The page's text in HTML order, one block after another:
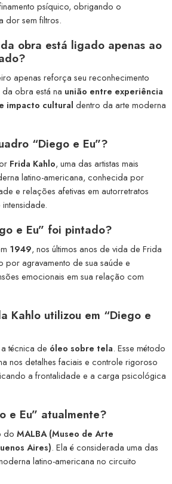
psíquico, obrigando o
dor sem filtros.
obra está ligado apenas ao
apenas reforça seu reconhecimento
obra está na união entre experiência
impacto cultural dentro da arte moderna
“Diego e Eu”?
Frida Kahlo, uma das artistas mais
latino-americana, conhecida por
e relações afetivas em autorretratos
e Eu” foi pintado?
1949, nos últimos anos de vida de Frida
agravamento de sua saúde e
emocionais em sua relação com
Kahlo utilizou em “Diego e
técnica de óleo sobre tela. Esse método
nos detalhes faciais e controle rigoroso
a frontalidade e a carga psicológica
e Eu” atualmente?
do MALBA (Museo de Arte
Aires). Ela é considerada uma das
latino-americana no circuito